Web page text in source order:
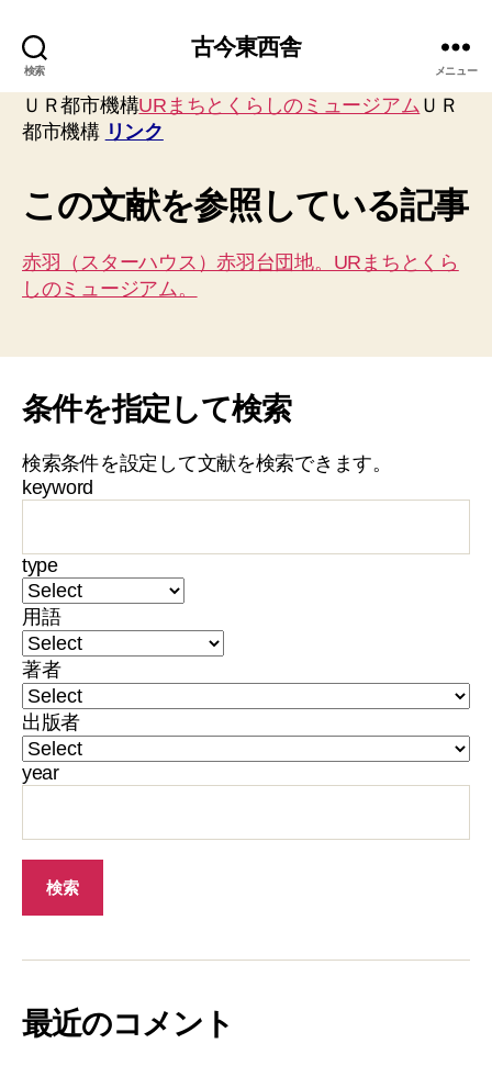
検索
古今東西舎
メニュー
ＵＲ都市機構URまちとくらしのミュージアム ＵＲ
都市機構 リンク
この文献を参照している記事
赤羽（スターハウス）赤羽台団地。URまちとくら
しのミュージアム。
条件を指定して検索
検索条件を設定して文献を検索できます。
keyword
type
用語
著者
出版者
year
最近のコメント